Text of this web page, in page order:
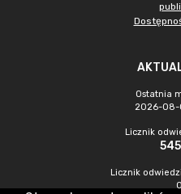
Ostatnia
2026-08-
Licznik
Licznik